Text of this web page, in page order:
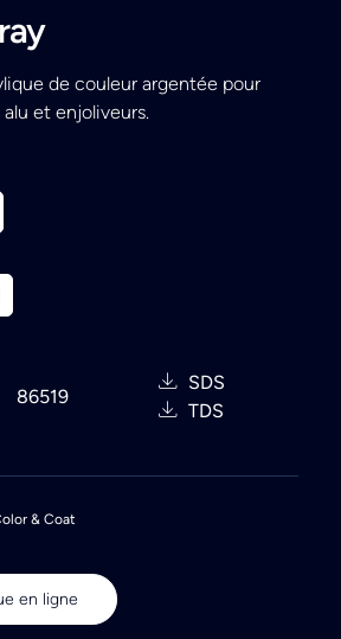
de couleur argentée pour
et enjoliveurs.
86519
SDS
TDS
& Coat
en ligne